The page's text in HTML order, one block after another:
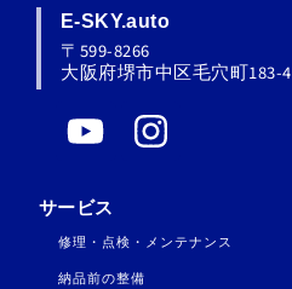
E-SKY.auto
〒599-8266
大阪府堺市中区毛穴町183-4
Y
o
u
t
u
I
n
t
サービス
修理・点検・メンテナンス
納品前の整備